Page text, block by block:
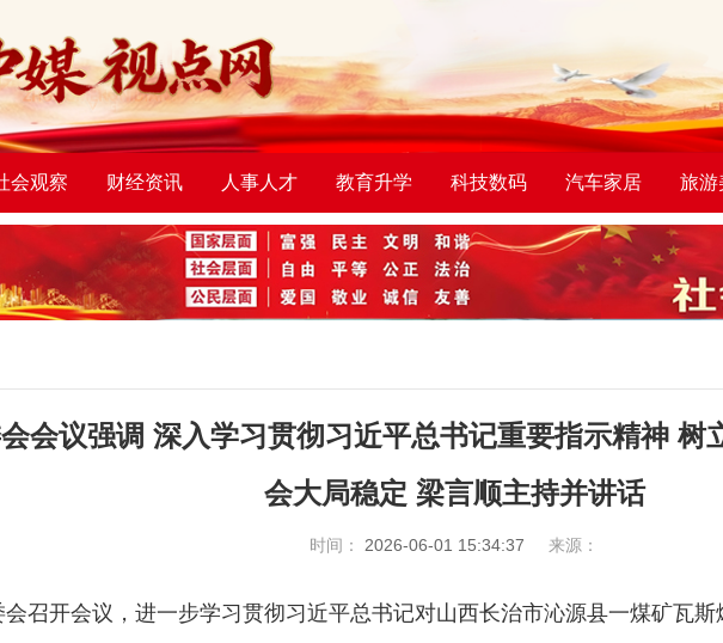
会观察 财经资讯 人事人才 教育升学 科技数码 汽车家居 旅游
会议强调 深入学习贯彻习近平总书记重要指示精神 树
会大局稳定 梁言顺主持并讲话
时间： 2026-06-01 15:34:37 来源：
会召开会议，进一步学习贯彻习近平总书记对山西长治市沁源县一煤矿瓦